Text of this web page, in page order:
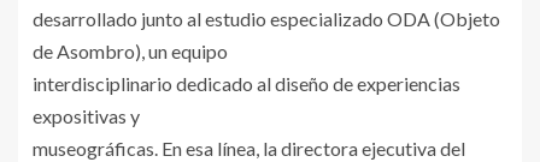
desarrollado junto al estudio especializado ODA (Objeto
de Asombro), un equipo
interdisciplinario dedicado al diseño de experiencias
expositivas y
museográficas. En esa línea, la directora ejecutiva del